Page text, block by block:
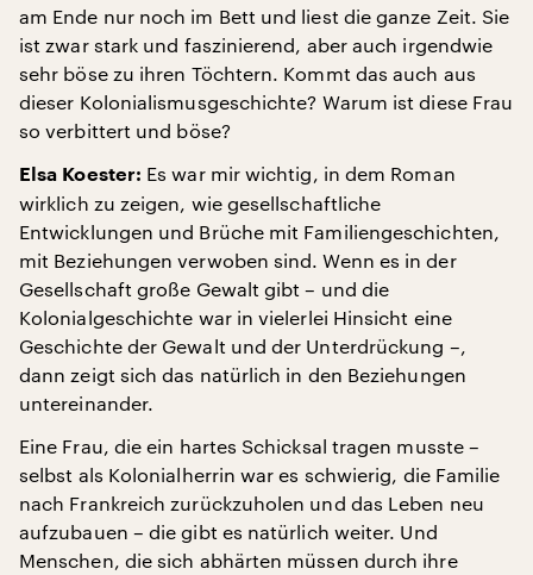
am Ende nur noch im Bett und liest die ganze Zeit. Sie
ist zwar stark und faszinierend, aber auch irgendwie
sehr böse zu ihren Töchtern. Kommt das auch aus
dieser Kolonialismusgeschichte? Warum ist diese Frau
so verbittert und böse?
Elsa Koester: Es war mir wichtig, in dem Roman
wirklich zu zeigen, wie gesellschaftliche
Entwicklungen und Brüche mit Familiengeschichten,
mit Beziehungen verwoben sind. Wenn es in der
Gesellschaft große Gewalt gibt – und die
Kolonialgeschichte war in vielerlei Hinsicht eine
Geschichte der Gewalt und der Unterdrückung –,
dann zeigt sich das natürlich in den Beziehungen
untereinander.
Eine Frau, die ein hartes Schicksal tragen musste –
selbst als Kolonialherrin war es schwierig, die Familie
nach Frankreich zurückzuholen und das Leben neu
aufzubauen – die gibt es natürlich weiter. Und
Menschen, die sich abhärten müssen durch ihre